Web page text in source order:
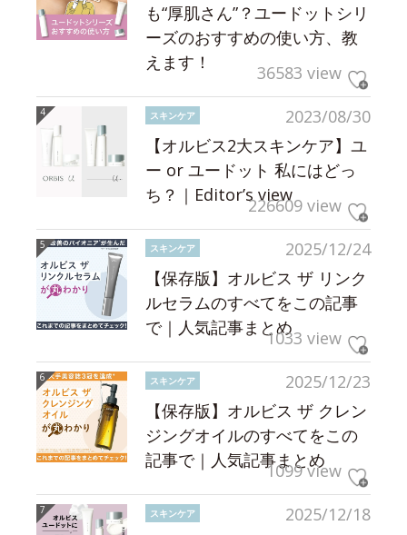
も“厚肌さん”？ユードットシリ
ーズのおすすめの使い方、教
えます！
36583 view
2023/08/30
スキンケア
【オルビス2大スキンケア】ユ
ー or ユードット 私にはどっ
ち？｜Editor’s view226609 view
2025/12/24
スキンケア
【保存版】オルビス ザ リンク
ルセラムのすべてをこの記事
で｜人気記事まとめ1033 view
2025/12/23
スキンケア
【保存版】オルビス ザ クレン
ジングオイルのすべてをこの
記事で｜人気記事まとめ
1099 view
2025/12/18
スキンケア